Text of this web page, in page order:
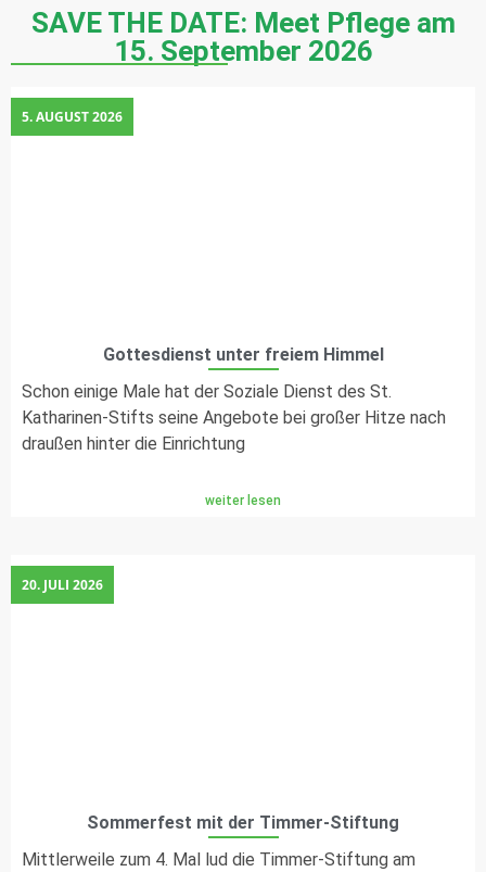
SAVE THE DATE: Meet Pflege am
15. September 2026
Gottesdienst unter freiem Himmel
5. AUGUST 2026
Schon einige Male hat der Soziale Dienst des St.
Katharinen-Stifts seine Angebote bei großer Hitze nach
draußen hinter die Einrichtung
weiter lesen
Sommerfest mit der Timmer-Stiftung
20. JULI 2026
Mittlerweile zum 4. Mal lud die Timmer-Stiftung am